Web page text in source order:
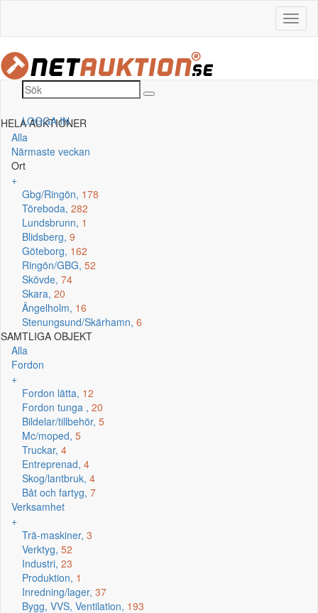
LOGGA IN
HELA AUKTIONER
Alla
Närmaste veckan
Ort
+
Gbg/Ringön, 178
Töreboda, 282
Lundsbrunn, 1
Blidsberg, 9
Göteborg, 162
Ringön/GBG, 52
Skövde, 74
Skara, 20
Ängelholm, 16
Stenungsund/Skärhamn, 6
SAMTLIGA OBJEKT
Alla
Fordon
+
Fordon lätta, 12
Fordon tunga , 20
Bildelar/tillbehör, 5
Mc/moped, 5
Truckar, 4
Entreprenad, 4
Skog/lantbruk, 4
Båt och fartyg, 7
Verksamhet
+
Trä-maskiner, 3
Verktyg, 52
Industri, 23
Produktion, 1
Inredning/lager, 37
Bygg, VVS, Ventilation, 193